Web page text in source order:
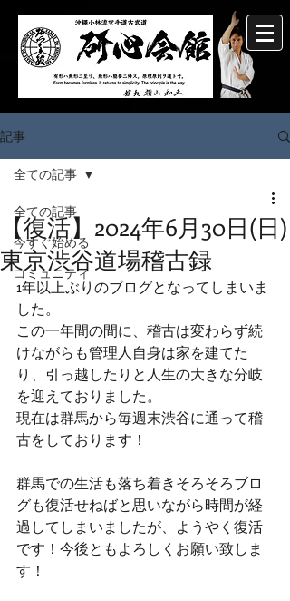
記事
全ての記事
今すぐ始める
コミュニティ
全ての記事
【復活】2024年6月30日(日)
東京渋谷道場稽古録
1年以上ぶりのブログとなってしまいま
した。
この一年間の間に、稽古は変わらず続
けながらも管理人自身は家を建てた
り、引っ越したりと人生の大きな分岐
を迎えておりました。
現在は群馬から毎週末渋谷に通って稽
古をしております！
群馬での生活も落ち着きそろそろブロ
グも復活せねばと思いながら時間が経
過してしまいましたが、ようやく復活
です！今後ともよろしくお願い致しま
す！